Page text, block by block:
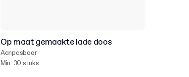
Op maat gemaakte lade doos
Aanpasbaar
Min. 30 stuks